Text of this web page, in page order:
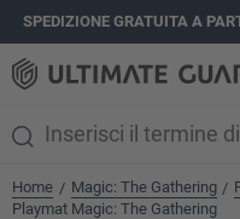
principale
SPEDIZIONE GRATUITA A
Home / Magic: The Gathering /
Playmat Magic: The Gathering